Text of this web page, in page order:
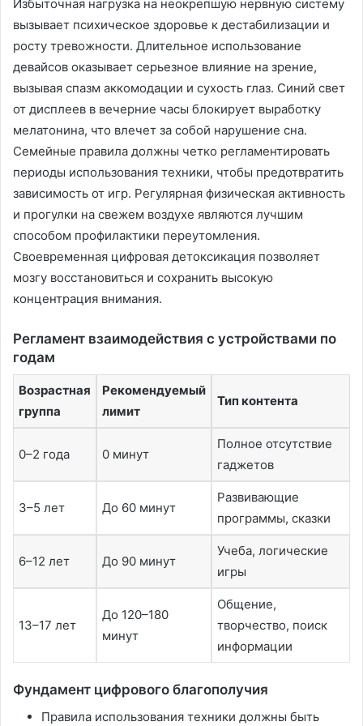
Избыточная нагрузка на неокрепшую нервную систему
вызывает психическое здоровье к дестабилизации и
росту тревожности. Длительное использование
девайсов оказывает серьезное влияние на зрение,
вызывая спазм аккомодации и сухость глаз. Синий свет
от дисплеев в вечерние часы блокирует выработку
мелатонина, что влечет за собой нарушение сна.
Семейные правила должны четко регламентировать
периоды использования техники, чтобы предотвратить
зависимость от игр. Регулярная физическая активность
и прогулки на свежем воздухе являются лучшим
способом профилактики переутомления.
Своевременная цифровая детоксикация позволяет
мозгу восстановиться и сохранить высокую
концентрация внимания.
Регламент взаимодействия с устройствами по
годам
Возрастная
группа
Рекомендуемый
лимит
Тип контента
0–2 года 0 минут
Полное отсутствие
гаджетов
3–5 лет До 60 минут
Развивающие
программы, сказки
6–12 лет До 90 минут
Учеба, логические
игры
13–17 лет
До 120–180
минут
Общение,
творчество, поиск
информации
Фундамент цифрового благополучия
Правила использования техники должны быть